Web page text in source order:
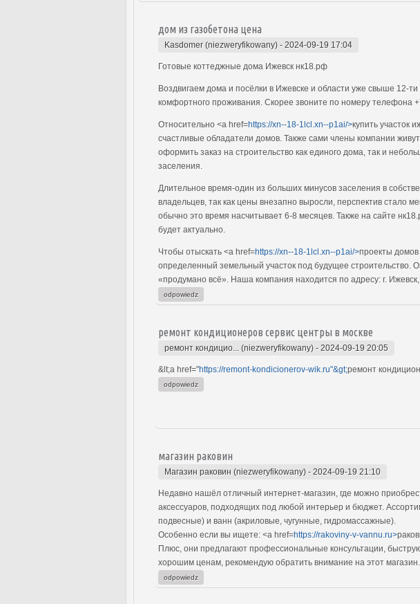
дом из газобетона цена
Kasdomer (niezweryfikowany) - 2024-09-19 17:04
Готовые коттеджные дома Ижевск нк18.рф
Воздвигаем дома и посёлки в Ижевске и области уже свыше 12-
комфортного проживания. Скорее звоните по номеру телефона
Относительно <a href=https://xn--18-1lcl.xn--p1ai/>купить участок
счастливые обладатели домов. Также сами члены компании
оформить заказ на строительство как единого дома, так и
заселения.
Длительное время-один из больших минусов заселения в
владельцев, так как цены внезапно выросли, перспектив стало
обычно это время насчитывает 6-8 месяцев. Также на сайте
будет актуально.
Чтобы отыскать <a href=https://xn--18-1lcl.xn--p1ai/>проекты домов
определенный земельный участок под будущее строительство.
«продумано всё». Наша компания находится по адресу: г.
odpowiedz
ремонт кондиционеров сервис центры в москве
ремонт кондицио... (niezweryfikowany) - 2024-09-19 20:05
&lt;a href="https://remont-kondicionerov-wik.ru"&gt;ремонт
odpowiedz
магазин раковин
Магазин раковин (niezweryfikowany) - 2024-09-19 21:10
Недавно нашёл отличный интернет-магазин, где можно
аксессуаров, подходящих под любой интерьер и бюджет.
подвесные) и ванн (акриловые, чугунные, гидромассажные).
Особенно если вы ищете: <a href=https://rakoviny-v-vannu.ru>
Плюс, они предлагают профессиональные консультации,
хорошим ценам, рекомендую обратить внимание на этот магазин.
odpowiedz